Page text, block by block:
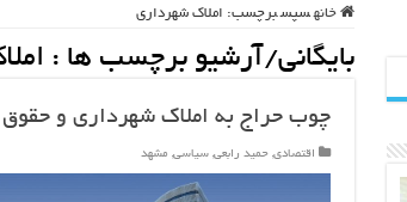
خانه سپس برچسب: املاک شهرداری
بایگانی/آرشیو برچسب ها :
چوب حراج به املاک شهرداری و
اقتصادی,حمید رابعی,سیاسی, مشهد